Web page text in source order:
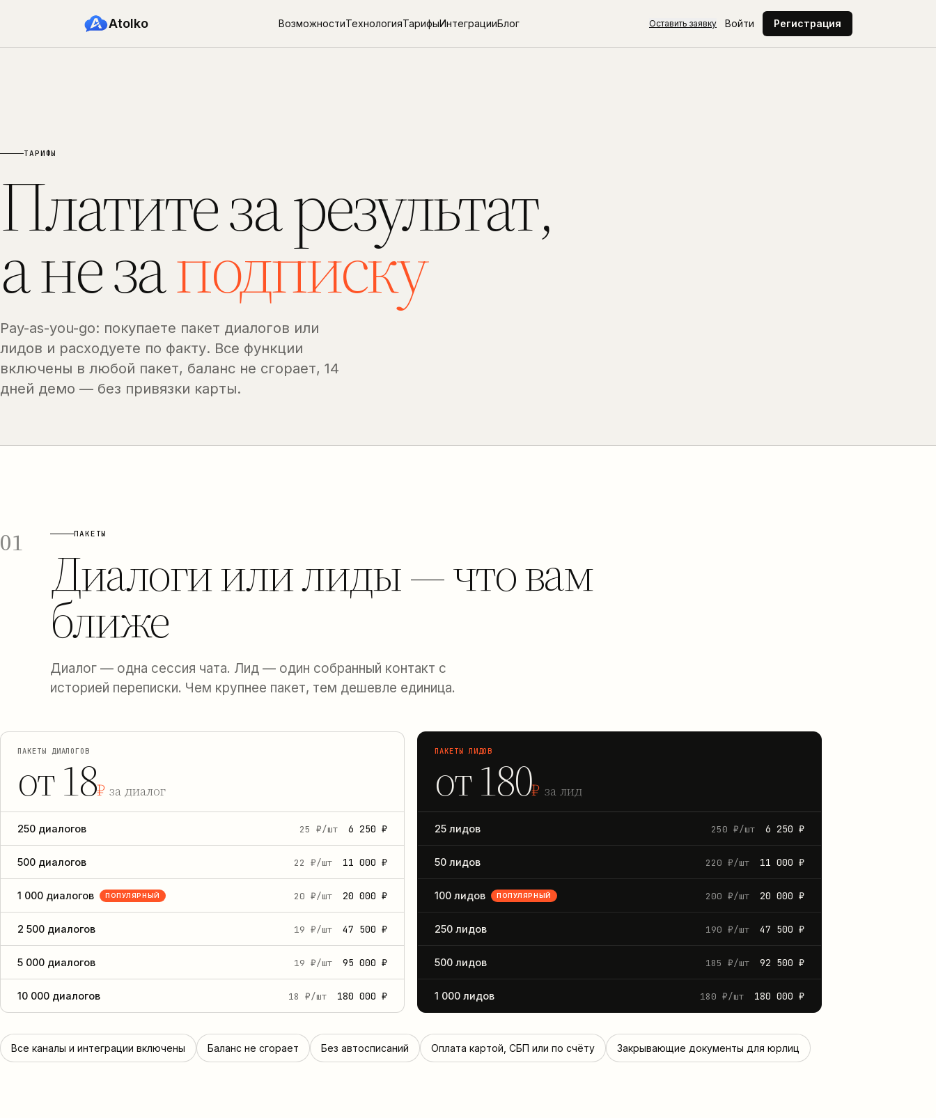
Atolko ВозможностиТехнологияТарифыИнтеграцииБлог Оставить заявку Войти Регистрация
ТАРИФЫ
Платите за результат,
а не заподписку
Pay-as-you-go: покупаете пакет диалогов или
лидов и расходуете по факту. Все функции
включены в любой пакет, баланс не сгорает, 14
дней демо — без привязки карты.
01 ПАКЕТЫ
Диалоги или лиды — что вам
ближе
Диалог — одна сессия чата. Лид — один собранный контакт с
историей переписки. Чем крупнее пакет, тем дешевле единица.
ПАКЕТЫ ДИАЛОГОВ
от 18₽ за диалог
250 диалогов 25 ₽/шт 6 250 ₽
500 диалогов 22 ₽/шт 11 000 ₽
1 000 диалогов ПОПУЛЯРНЫЙ 20 ₽/шт 20 000 ₽
2 500 диалогов 19 ₽/шт 47 500 ₽
5 000 диалогов 19 ₽/шт 95 000 ₽
10 000 диалогов 18 ₽/шт 180 000 ₽
ПАКЕТЫ ЛИДОВ
от 180₽ за лид
25 лидов 250 ₽/шт 6 250 ₽
50 лидов 220 ₽/шт 11 000 ₽
100 лидов ПОПУЛЯРНЫЙ 200 ₽/шт 20 000 ₽
250 лидов 190 ₽/шт 47 500 ₽
500 лидов 185 ₽/шт 92 500 ₽
1 000 лидов 180 ₽/шт 180 000 ₽
Все каналы и интеграции включены Баланс не сгорает Без автосписаний Оплата картой, СБП или по счёту Закрывающие документы для юрлиц